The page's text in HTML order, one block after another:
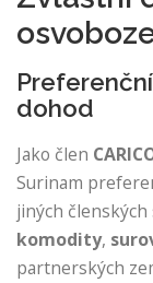
dohod
Jako člen
Surinam
jiných
komodity,
partnerských